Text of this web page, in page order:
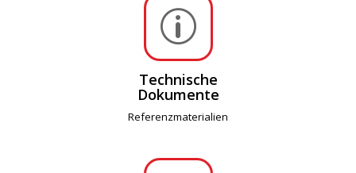
p
Technische
Dokumente
Referenzmaterialien